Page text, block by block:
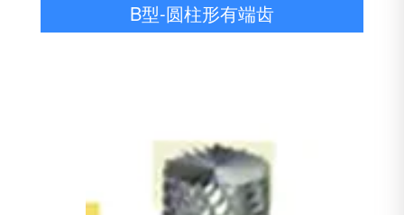
B型-圆柱形有端齿